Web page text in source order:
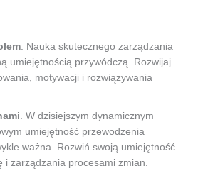
. Nauka skutecznego zarządzania
umiejętnością przywódczą. Rozwijaj
motywacji i rozwiązywania
. W dzisiejszym dynamicznym
umiejętność przewodzenia
ważna. Rozwiń swoją umiejętność
i zarządzania procesami zmian.